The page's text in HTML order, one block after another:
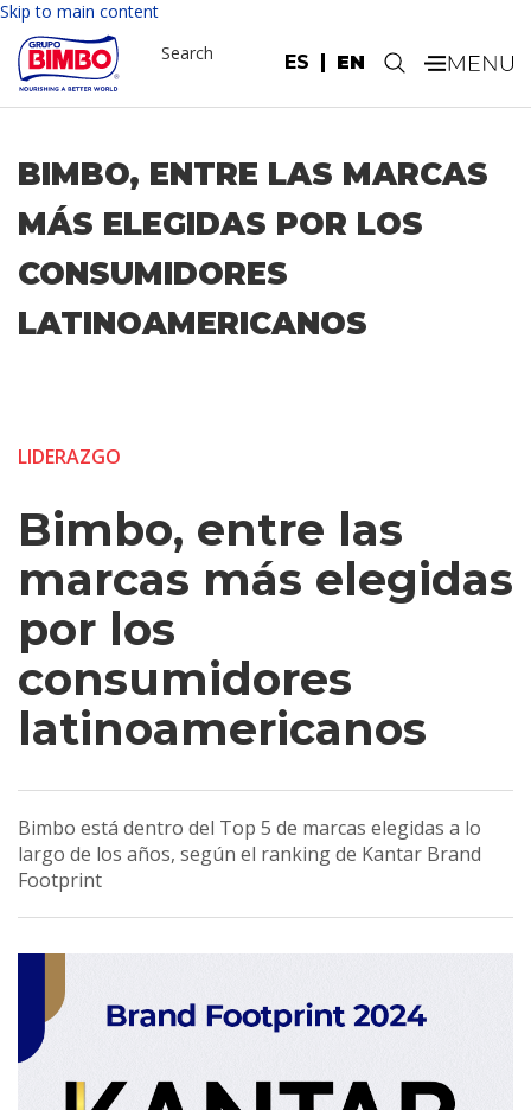
Skip to main content
ES EN
Search .
BIMBO, ENTRE LAS MARCAS
MÁS ELEGIDAS POR LOS
CONSUMIDORES
LATINOAMERICANOS
LIDERAZGO
Bimbo, entre las
marcas más elegidas
por los
consumidores
latinoamericanos
Bimbo está dentro del Top 5 de marcas elegidas a lo
largo de los años, según el ranking de Kantar Brand
Footprint